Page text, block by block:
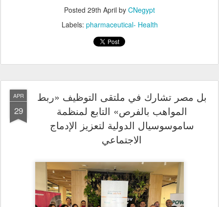
بل مصر تشارك في ملتقى التوظيف «ربط
المواهب بالفرص» التابع لمنظمة
ساموسوسيال الدولية لتعزيز الإدماج